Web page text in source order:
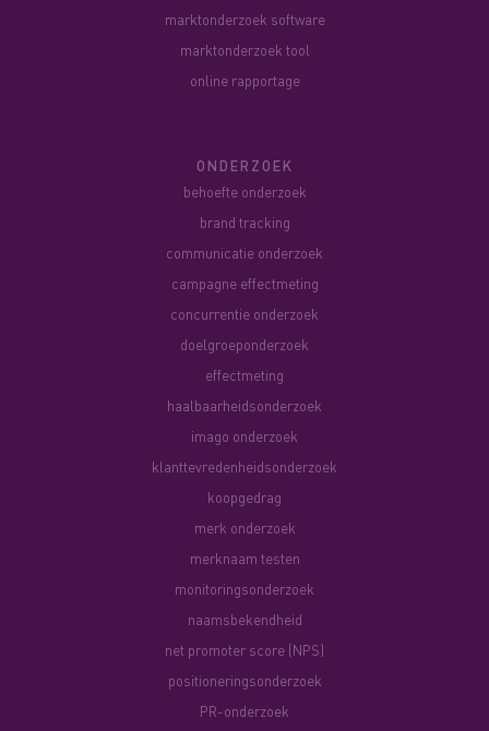
marktonderzoek software
marktonderzoek tool
online rapportage
ONDERZOEK
behoefte onderzoek
brand tracking
communicatie onderzoek
campagne effectmeting
concurrentie onderzoek
doelgroeponderzoek
effectmeting
haalbaarheidsonderzoek
imago onderzoek
klanttevredenheidsonderzoek
koopgedrag
merk onderzoek
merknaam testen
monitoringsonderzoek
naamsbekendheid
net promoter score (NPS)
positioneringsonderzoek
PR-onderzoek